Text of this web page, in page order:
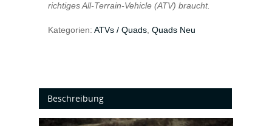
richtiges All-Terrain-Vehicle (ATV) braucht.
Kategorien: ATVs / Quads, Quads Neu
Beschreibung